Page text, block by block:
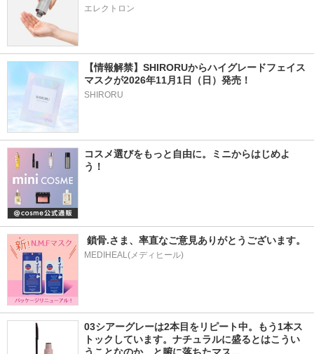
エレクトロン
【情報解禁】SHIRORUからハイグレードフェイス
マスクが2026年11月1日（日）発売！
SHIRORU
コスメ選びをもっと自由に。ミニからはじめよ
う！
鎖骨.さま、率直なご意見ありがとうございます。
MEDIHEAL(メディヒール)
03シアーグレーは2本目をリピート中。もう1本ス
トックしています。ナチュラルに盛るとはこうい